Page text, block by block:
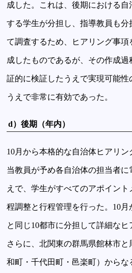
成した。これは、後期における
する学生が分担し、指導教員も分
て調査するため、ヒアリング事
成したものであるが、その作成
証的に検証したうえで実現可能性
うえで非常に有効であった。
d）後期（年内）
10月から本格的な自治体ヒアリ
当教員が予め各自治体の担当者に
えで、学生がすべてのアポイント
程調整と行程管理を行った。10月
と同じ10都市に分担して詳細なヒ
さらに、北関東の群馬県館林市と
和町・千代田町・邑楽町）から